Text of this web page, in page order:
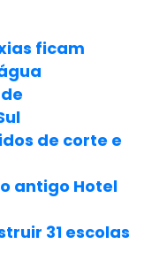
ficam
de corte e
antigo Hotel
31 escolas